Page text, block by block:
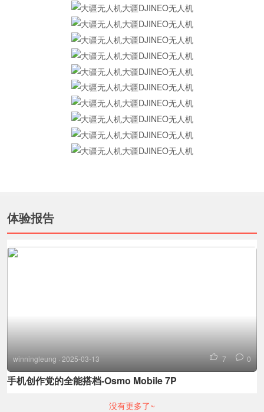
体验报告
winningleung · 2025-03-13 7 0
手机创作党的全能搭档-Osmo Mobile 7P
没有更多了~